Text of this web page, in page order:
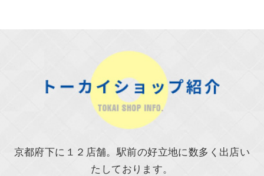
京都府下に１２店舗。駅前の好立地に数多く出店い
たしております。